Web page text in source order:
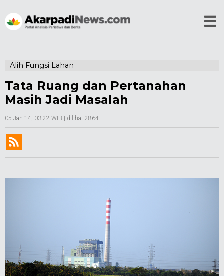
Alih Fungsi Lahan
Tata Ruang dan Pertanahan
Masih Jadi Masalah
05 Jan 14, 03:22 WIB | dilihat 2864